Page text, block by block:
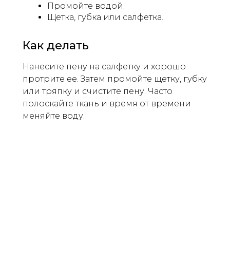
Промойте водой;
Щетка, губка или салфетка.
Как делать
Нанесите пену на салфетку и хорошо
протрите ее. Затем промойте щетку, губку
или тряпку и счистите пену. Часто
полоскайте ткань и время от времени
меняйте воду.